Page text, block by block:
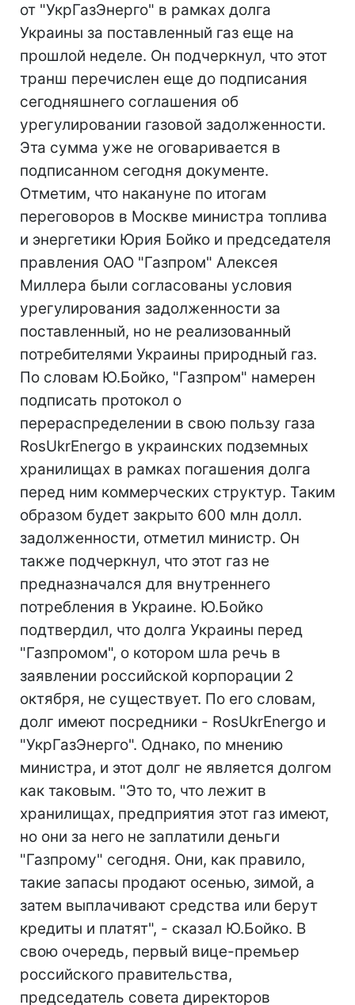
от "УкрГазЭнерго" в рамках долга
Украины за поставленный газ еще на
прошлой неделе. Он подчеркнул, что этот
транш перечислен еще до подписания
сегодняшнего соглашения об
урегулировании газовой задолженности.
Эта сумма уже не оговаривается в
подписанном сегодня документе.
Отметим, что накануне по итогам
переговоров в Москве министра топлива
и энергетики Юрия Бойко и председателя
правления ОАО "Газпром" Алексея
Миллера были согласованы условия
урегулирования задолженности за
поставленный, но не реализованный
потребителями Украины природный газ.
По словам Ю.Бойко, "Газпром" намерен
подписать протокол о
перераспределении в свою пользу газа
RosUkrEnergo в украинских подземных
хранилищах в рамках погашения долга
перед ним коммерческих структур. Таким
образом будет закрыто 600 млн долл.
задолженности, отметил министр. Он
также подчеркнул, что этот газ не
предназначался для внутреннего
потребления в Украине. Ю.Бойко
подтвердил, что долга Украины перед
"Газпромом", о котором шла речь в
заявлении российской корпорации 2
октября, не существует. По его словам,
долг имеют посредники - RosUkrEnergo и
"УкрГазЭнерго". Однако, по мнению
министра, и этот долг не является долгом
как таковым. "Это то, что лежит в
хранилищах, предприятия этот газ имеют,
но они за него не заплатили деньги
"Газпрому" сегодня. Они, как правило,
такие запасы продают осенью, зимой, а
затем выплачивают средства или берут
кредиты и платят", - сказал Ю.Бойко. В
свою очередь, первый вице-премьер
российского правительства,
председатель совета директоров